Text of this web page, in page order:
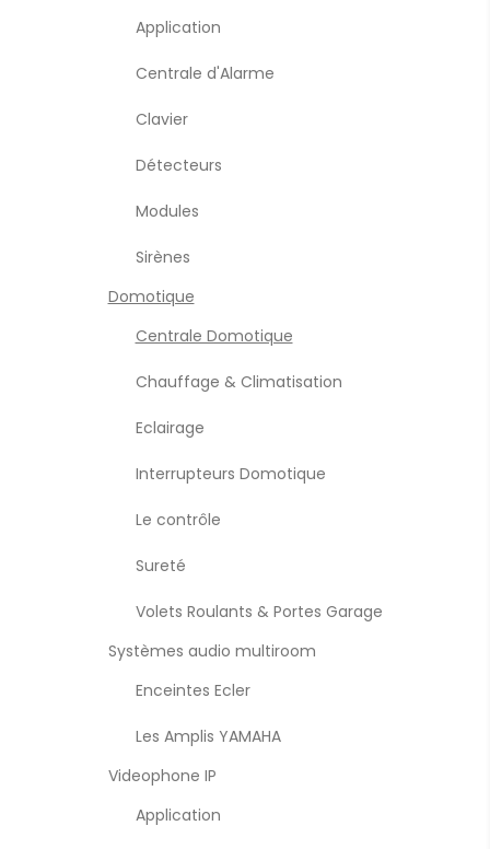
Application
Centrale d'Alarme
Clavier
Détecteurs
Modules
Sirènes
Domotique
Centrale Domotique
Chauffage & Climatisation
Eclairage
Interrupteurs Domotique
Le contrôle
Sureté
Volets Roulants & Portes Garage
Systèmes audio multiroom
Enceintes Ecler
Les Amplis YAMAHA
Videophone IP
Application